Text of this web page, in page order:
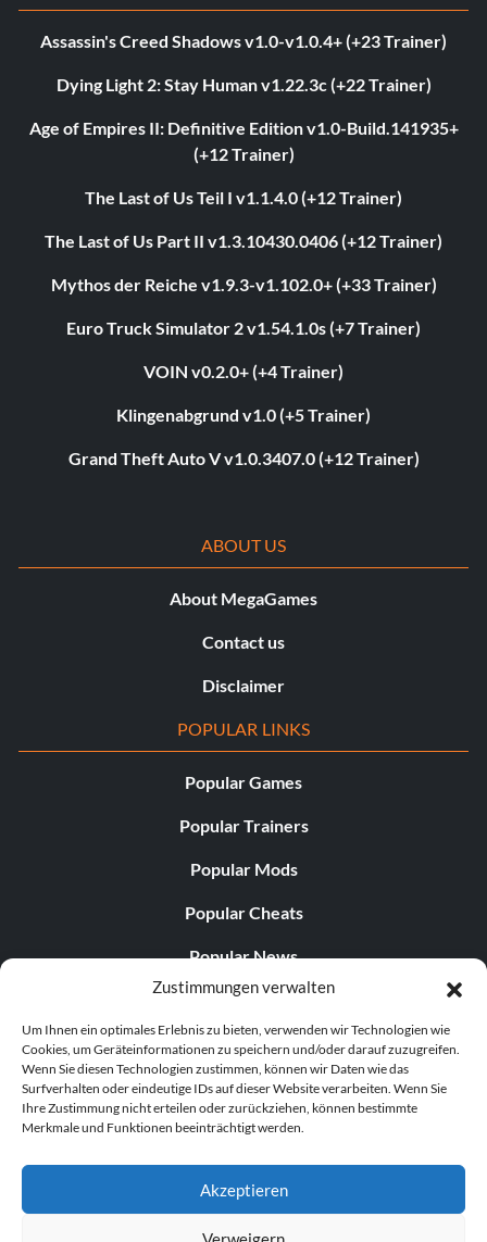
Zustimmungen verwalten
Um Ihnen ein optimales Erlebnis zu bieten, verwenden wir Technologien wie
Cookies, um Geräteinformationen zu speichern und/oder darauf zuzugreifen.
Wenn Sie diesen Technologien zustimmen, können wir Daten wie das
Surfverhalten oder eindeutige IDs auf dieser Website verarbeiten. Wenn Sie
Ihre Zustimmung nicht erteilen oder zurückziehen, können bestimmte
Merkmale und Funktionen beeinträchtigt werden.
Akzeptieren
Assassin's Creed Shadows v1.0-v1.0.4+ (+23 Trainer)
Dying Light 2: Stay Human v1.22.3c (+22 Trainer)
Age of Empires II: Definitive Edition v1.0-Build.141935+
(+12 Trainer)
The Last of Us Teil I v1.1.4.0 (+12 Trainer)
The Last of Us Part II v1.3.10430.0406 (+12 Trainer)
Mythos der Reiche v1.9.3-v1.102.0+ (+33 Trainer)
Euro Truck Simulator 2 v1.54.1.0s (+7 Trainer)
VOIN v0.2.0+ (+4 Trainer)
Klingenabgrund v1.0 (+5 Trainer)
Grand Theft Auto V v1.0.3407.0 (+12 Trainer)
ABOUT US
About MegaGames
Contact us
Disclaimer
POPULAR LINKS
Popular Games
Popular Trainers
Popular Mods
Popular Cheats
Popular News
Popular Editorials
Popular Free Games
LATEST UPDATES